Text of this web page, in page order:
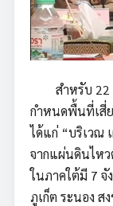
สำหรับ 22
กำหนดพื้นที่เสี่
ได้แก่ “บริเวณ
จากแผ่นดินไห
ในภาคใต้มี 7 จั
ภูเก็ต ระนอง ส